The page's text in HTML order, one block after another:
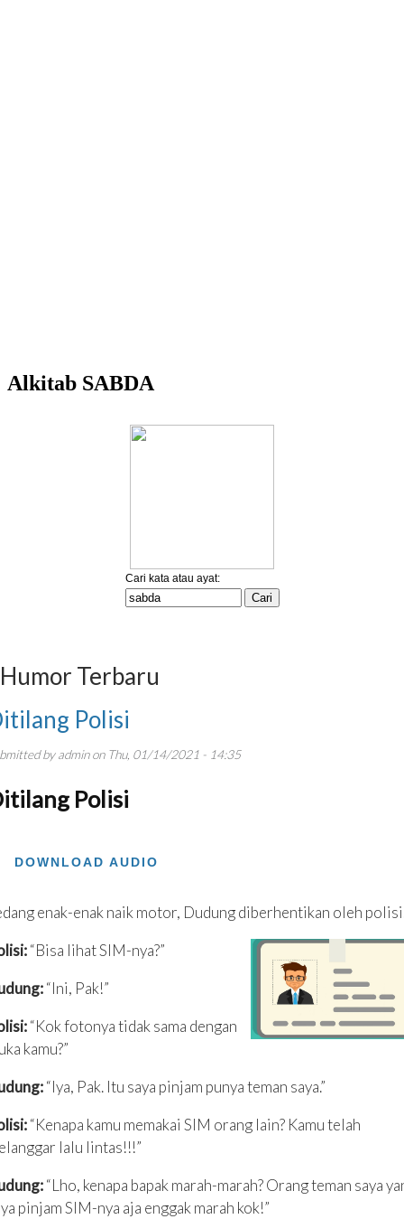
Humor Terbaru
Polisi
byadminon Thu, 01/14/2021 - 14:35
Polisi
DOWNLOAD AUDIO
enak-enak naik motor, Dudung diberhentikan oleh
“Bisa lihat SIM-nya?”
“Ini, Pak!”
“Kok fotonya tidak sama dengan
kamu?”
“Iya, Pak. Itu saya pinjam punya teman saya.”
“Kenapa kamu memakai SIM orang lain? Kamu telah
lalu lintas!!!”
“Lho, kenapa bapak marah-marah? Orang teman saya
pinjam SIM-nya aja enggak marah kok!”